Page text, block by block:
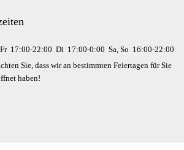
17:00-22:00 Di 17:00-0:00 Sa, So 16:00-22:00
Sie, dass wir an bestimmten Feiertagen für Sie
haben!